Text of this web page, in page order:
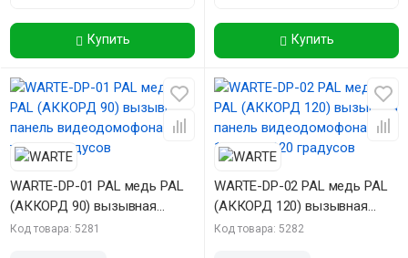
Купить Купить
WARTE-DP-01 PAL медь PAL
(АККОРД 90) вызывная
панель видеодомофона 800
Код товара: 5281
WARTE-DP-02 PAL медь PAL
(АККОРД 120) вызывная
панель видеодомофона 1000
Код товара: 5282